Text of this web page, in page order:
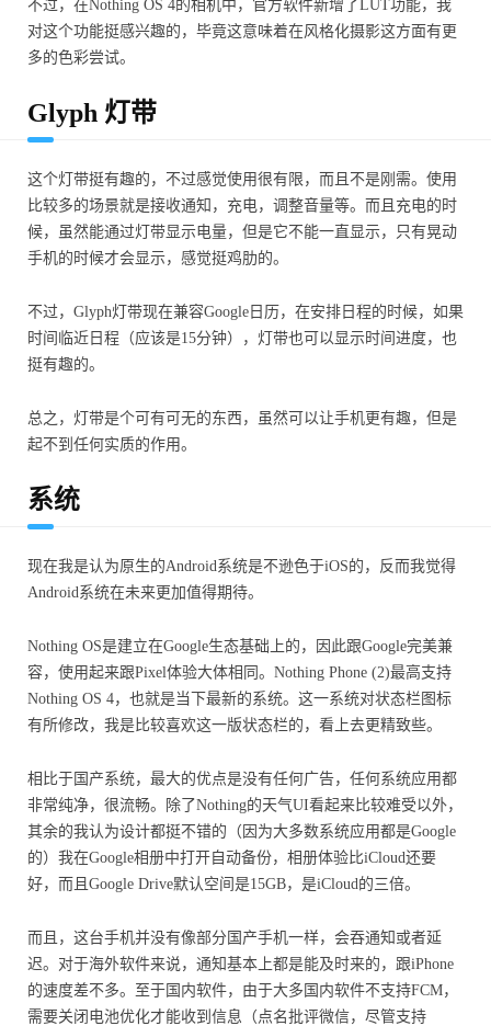
不过，在Nothing OS 4的相机中，官方软件新增了LUT功能，我
对这个功能挺感兴趣的，毕竟这意味着在风格化摄影这方面有更
多的色彩尝试。
Glyph 灯带
这个灯带挺有趣的，不过感觉使用很有限，而且不是刚需。使用
比较多的场景就是接收通知，充电，调整音量等。而且充电的时
候，虽然能通过灯带显示电量，但是它不能一直显示，只有晃动
手机的时候才会显示，感觉挺鸡肋的。
不过，Glyph灯带现在兼容Google日历，在安排日程的时候，如果
时间临近日程（应该是15分钟），灯带也可以显示时间进度，也
挺有趣的。
总之，灯带是个可有可无的东西，虽然可以让手机更有趣，但是
起不到任何实质的作用。
系统
现在我是认为原生的Android系统是不逊色于iOS的，反而我觉得
Android系统在未来更加值得期待。
Nothing OS是建立在Google生态基础上的，因此跟Google完美兼
容，使用起来跟Pixel体验大体相同。Nothing Phone (2)最高支持
Nothing OS 4，也就是当下最新的系统。这一系统对状态栏图标
有所修改，我是比较喜欢这一版状态栏的，看上去更精致些。
相比于国产系统，最大的优点是没有任何广告，任何系统应用都
非常纯净，很流畅。除了Nothing的天气UI看起来比较难受以外，
其余的我认为设计都挺不错的（因为大多数系统应用都是Google
的）我在Google相册中打开自动备份，相册体验比iCloud还要
好，而且Google Drive默认空间是15GB，是iCloud的三倍。
而且，这台手机并没有像部分国产手机一样，会吞通知或者延
迟。对于海外软件来说，通知基本上都是能及时来的，跟iPhone
的速度差不多。至于国内软件，由于大多国内软件不支持FCM，
需要关闭电池优化才能收到信息（点名批评微信，尽管支持